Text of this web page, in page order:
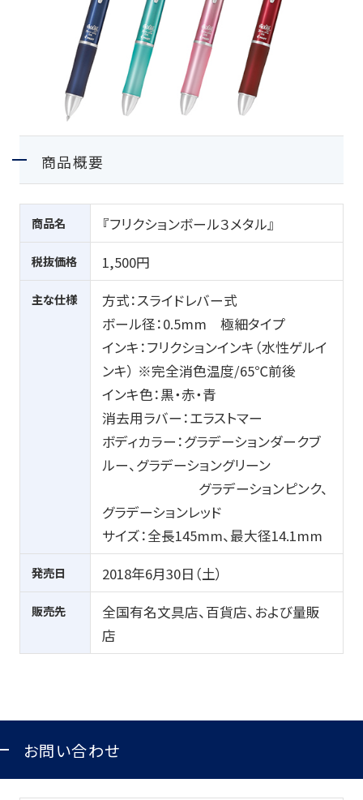
かく、がスキ English
商品概要
商品名 『フリクションボール３メタル』
税抜価格 1,500円
主な仕様
方式：スライドレバー式
ボール径：0.5mm 極細タイプ
インキ：フリクションインキ（水性ゲルイ
ンキ） ※完全消色温度/65℃前後
インキ色：黒・赤・青
消去用ラバー：エラストマー
ボディカラー：グラデーションダークブ
ルー、グラデーショングリーン
グラデーションピンク、
グラデーションレッド
サイズ：全長145mm、最大径14.1mm
発売日 2018年6月30日（土）
販売先
全国有名文具店、百貨店、および量販
店
お問い合わせ